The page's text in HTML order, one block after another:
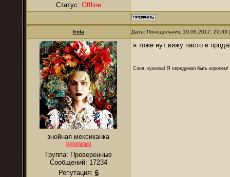
Статус: Offline
frida Дата: Понедельник, 19.06.2017,
знойная мексиканка
Группа: Проверенные
Сообщений: 17234
Репутация: 6
я тоже нут вижу часто в
Соня, куколка! Я передумал быть